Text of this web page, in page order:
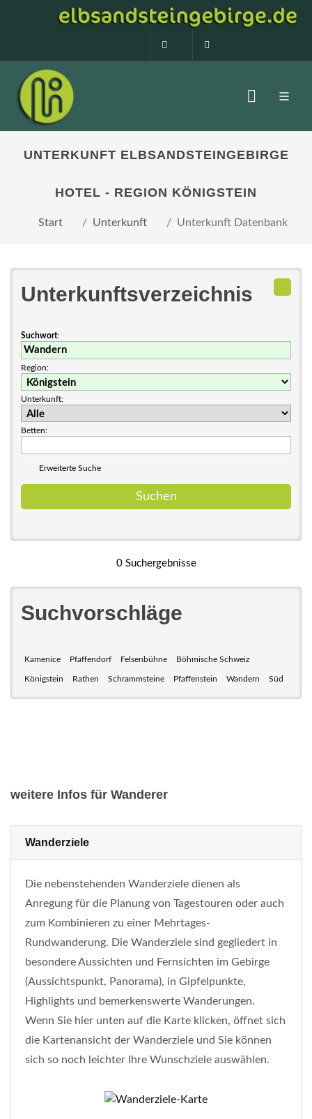
0160 99873408
UNTERKUNFT ELBSANDSTEINGEBIRGE
HOTEL - REGION KÖNIGSTEIN
Start Unterkunft Unterkunft Datenbank
Unterkunftsverzeichnis
Suchwort:
Region:
Unterkunft:
Betten:
Erweiterte Suche
0 Suchergebnisse
Suchvorschläge
Kamenice Pfaffendorf Felsenbühne Böhmische Schweiz
Königstein Rathen Schrammsteine Pfaffenstein Wandern Süd
weitere Infos für Wanderer
Wanderziele
Die nebenstehenden Wanderziele dienen als
Anregung für die Planung von Tagestouren oder auch
zum Kombinieren zu einer Mehrtages-
Rundwanderung. Die Wanderziele sind gegliedert in
besondere Aussichten und Fernsichten im Gebirge
(Aussichtspunkt, Panorama), in Gipfelpunkte,
Highlights und bemerkenswerte Wanderungen.
Wenn Sie hier unten auf die Karte klicken, öffnet sich
die Kartenansicht der Wanderziele und Sie können
sich so noch leichter Ihre Wunschziele auswählen.